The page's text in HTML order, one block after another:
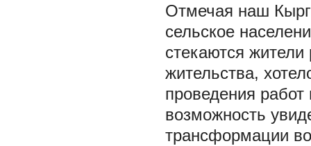
Отмечая наш
сельское
стекаются
жительства,
проведения
возможность
трансформации во